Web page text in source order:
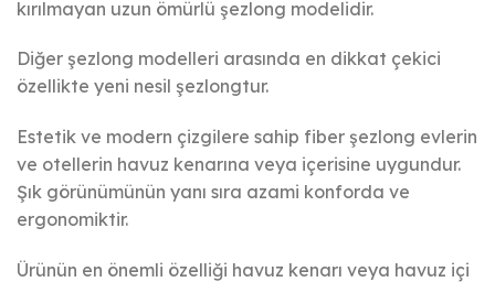
kırılmayan uzun ömürlü şezlong modelidir.
Diğer şezlong modelleri arasında en dikkat çekici
özellikte yeni nesil şezlongtur.
Estetik ve modern çizgilere sahip fiber şezlong evlerin
ve otellerin havuz kenarına veya içerisine uygundur.
Şık görünümünün yanı sıra azami konforda ve
ergonomiktir.
Ürünün en önemli özelliği havuz kenarı veya havuz içi